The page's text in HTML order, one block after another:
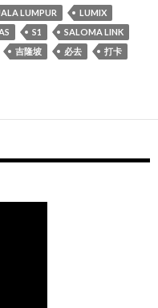
LUMPUR
LUMIX
S1
SALOMA LINK
吉隆坡 必去
打卡